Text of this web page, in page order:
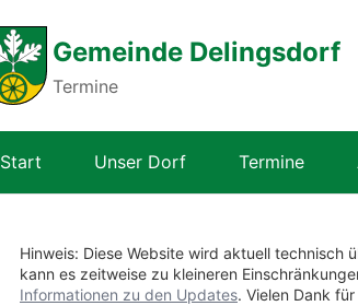
Gemeinde Delingsdorf
Termine
Start Unser Dorf Termine
Hinweis: Diese Website wird aktuell technisch
kann es zeitweise zu kleineren
Informationen zu den Updates. Vielen Dank